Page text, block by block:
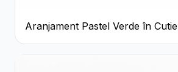
Aranjament Pastel Verde în Cutie
Galben Pal